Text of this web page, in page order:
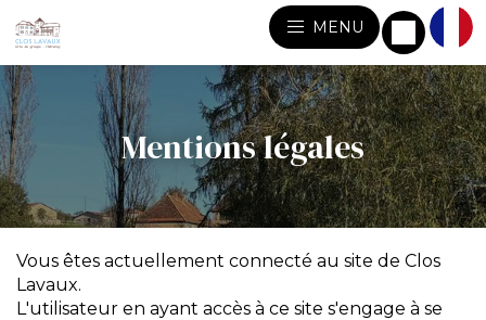
MENU
Mentions légales
Vous êtes actuellement connecté au site de Clos
Lavaux.
L'utilisateur en ayant accès à ce site s'engage à se